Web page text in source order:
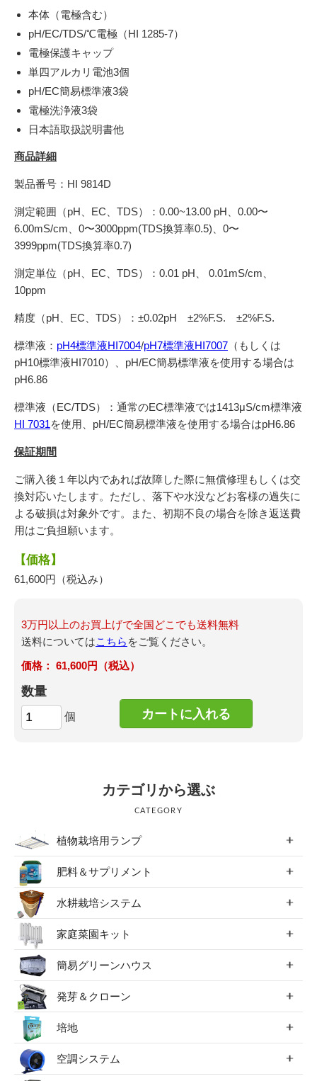
本体（電極含む）
pH/EC/TDS/℃電極（HI 1285-7）
電極保護キャップ
単四アルカリ電池3個
pH/EC簡易標準液3袋
電極洗浄液3袋
日本語取扱説明書他
商品詳細
製品番号：HI 9814D
測定範囲（pH、EC、 TDS）： 0.00~13.00 pH 、0.00〜
6.00mS/cm
0〜3000ppm(TDS換算率0.5) 0〜
3999ppm(TDS換算率0.7)
測定単位（pH EC TDS）： 0.01 pH 、 0.01mS/cm、
10ppm
精度（pH、EC、TDS）：±0.02pH ±2%F.S. ±2%F.S.
標準液： pH4標準液HI7004/pH7標準液HI7007 （もしくは
pH10標準液HI7010）、pH/EC簡易標準液を使用する場合は
pH6.86
標準液（EC/TDS）：通常のEC標準液では1413μS/cm標準液
HI 7031を使用、 pH/EC簡易標準液を使用する場合はpH6.86
保証期間
ご購入後１年以内であれば故障した際に無償修理もしくは交
換対応いたします。ただし、落下や水没などお客様の過失に
よる破損は対象外です。また、初期不良の場合を除き返送費
用はご負担願います。
【価格】
61,600円（税込み）
3万円以上のお買上げで全国どこでも送料無料
送料についてはこちら をご覧ください。
61,600円（税込）
数量
個
カテゴリから選ぶ
CATEGORY
植物栽培用ランプ
肥料＆サプリメント
水耕栽培システム
家庭菜園キット
簡易グリーンハウス
発芽＆クローン
培地
空調システム